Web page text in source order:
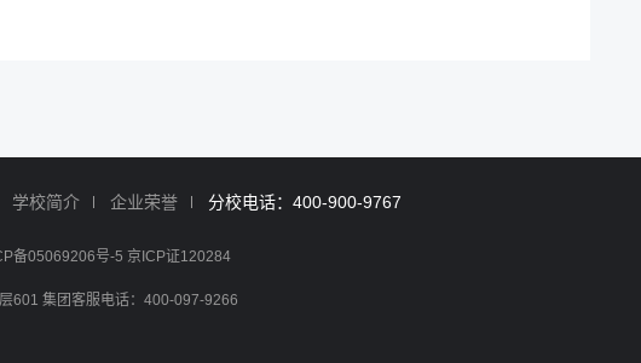
学校简介 企业荣誉 分校电话：400-900-9767
备05069206号-5 京ICP证120284
601 集团客服电话：400-097-9266